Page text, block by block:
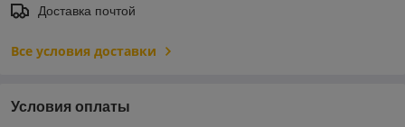
Доставка почтой
Все условия доставки
Условия оплаты